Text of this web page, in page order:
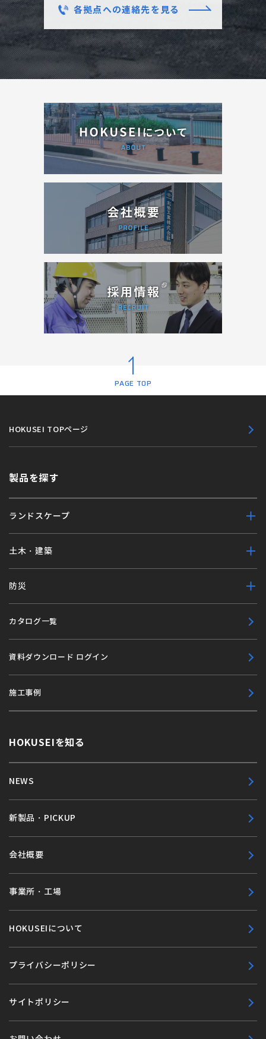
各拠点への連絡先を見る
PAGE TOP
HOKUSEI TOPページ
製品を探す
ランドスケープ
土木・建築
防災
カタログ一覧
資料ダウンロード ログイン
施工事例
HOKUSEIを知る
NEWS
新製品・PICKUP
会社概要
事業所・工場
HOKUSEIについて
プライバシーポリシー
サイトポリシー